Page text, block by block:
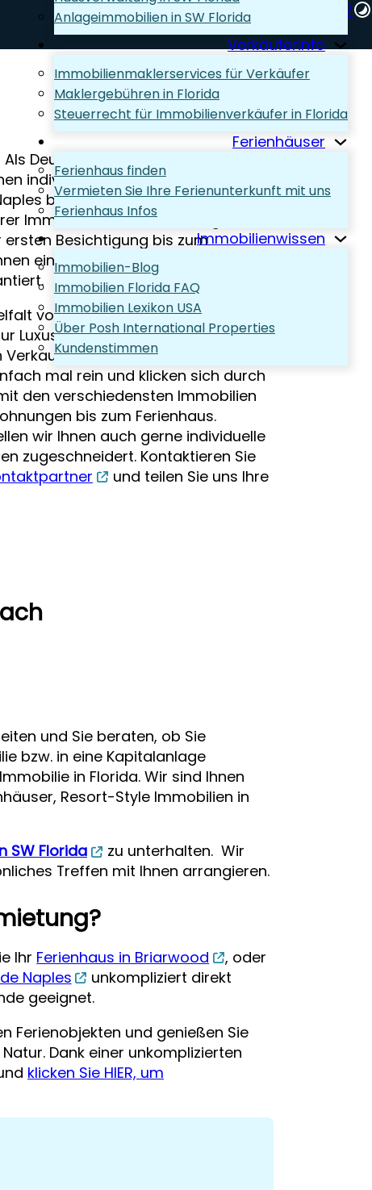
Wir beraten Sie gern!
+1 (239) 248-1667‬
Anlageimmobilien in SW Florida
Verkäuferinfo
Immobilienmaklerservices für Verkäufer
Maklergebühren in Florida
Steuerrecht für Immobilienverkäufer in Florida
Ferienhäuser
Ferienhaus finden
Vermieten Sie Ihre Ferienunterkunft mit uns
Ferienhaus Infos
Immobilienwissen
Immobilien-Blog
Immobilien Florida FAQ
Immobilien Lexikon USA
Über Posh International Properties
Kundenstimmen
Deutsche Immobilienmakler für
individuelle Beratung und
bis Cape Coral, FL. Von der
Immobilie, bis hin zur erfolgreichen
Besichtigung bis zum
eine persönliche, korrekte und
von Angeboten von der kleinen
Luxusimmobilie. Profitieren auch Sie
in SW Florida.
mal rein und klicken sich durch
den verschiedensten Immobilien
bis zum Ferienhaus.
wir Ihnen auch gerne individuelle
zugeschneidert. Kontaktieren Sie
und teilen Sie uns Ihre
und Sie beraten, ob Sie
bzw. in eine Kapitalanlage
in Florida. Wir sind Ihnen
Resort-Style Immobilien in
SW Florida
zu unterhalten. Wir
Treffen mit Ihnen arrangieren.
Ihr Ferienhaus in Briarwood
, oder
Naples
unkompliziert direkt
geeignet.
Ferienobjekten und genießen Sie
Dank einer unkomplizierten
klicken Sie HIER, um